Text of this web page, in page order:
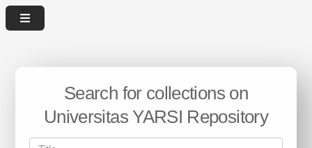
Search for collections on
Universitas YARSI Repository